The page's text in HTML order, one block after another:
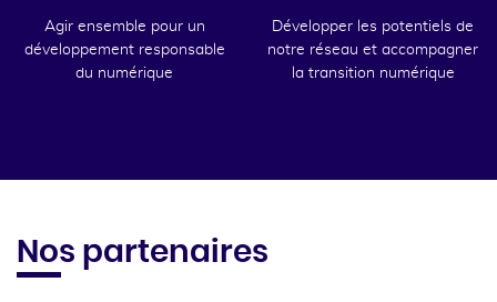
Agir ensemble pour un
développement responsable
du numérique
Développer les potentiels de
notre réseau et accompagner
la transition numérique
Nos partenaires